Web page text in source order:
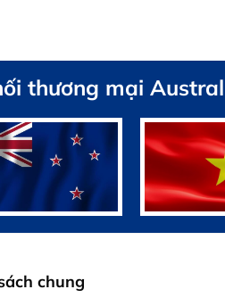
thương mại
chung